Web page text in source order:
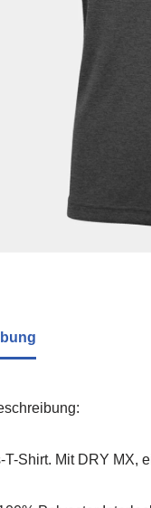
T-Shirt. Mit DRY MX,